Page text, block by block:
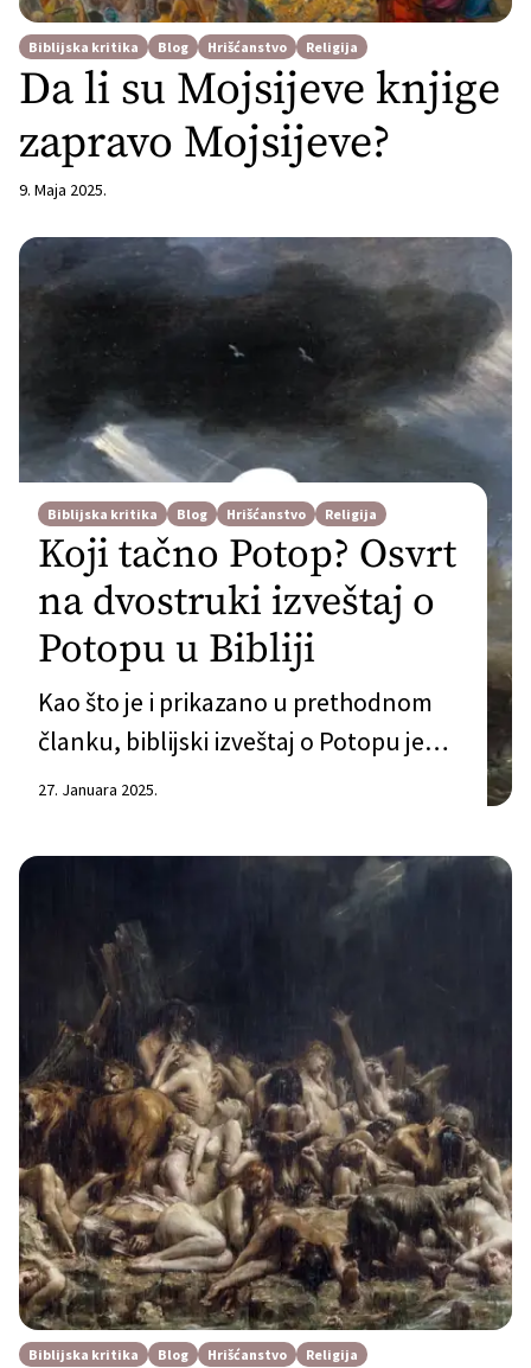
Biblijska kritika Blog Hrišćanstvo Religija
Da li su Mojsijeve knjige
zapravo Mojsijeve?
9. Maja 2025.
Biblijska kritika Blog Hrišćanstvo Religija
Koji tačno Potop? Osvrt
na dvostruki izveštaj o
Potopu u Bibliji
Kao što je i prikazano u prethodnom
članku, biblijski izveštaj o Potopu je
daleko od jednostavnog za čitanje.
pronalazimo u Bibliji je puna različitih
kontradikcija povodom osnovnih
informacija u priči. Ipak, ono što je
zanimljivo jeste da kada razdvojimo
elemente u narativu koji se ne slažu
povodom činjenica kao što […]
27. Januara 2025.
Biblijska kritika Blog Hrišćanstvo Religija